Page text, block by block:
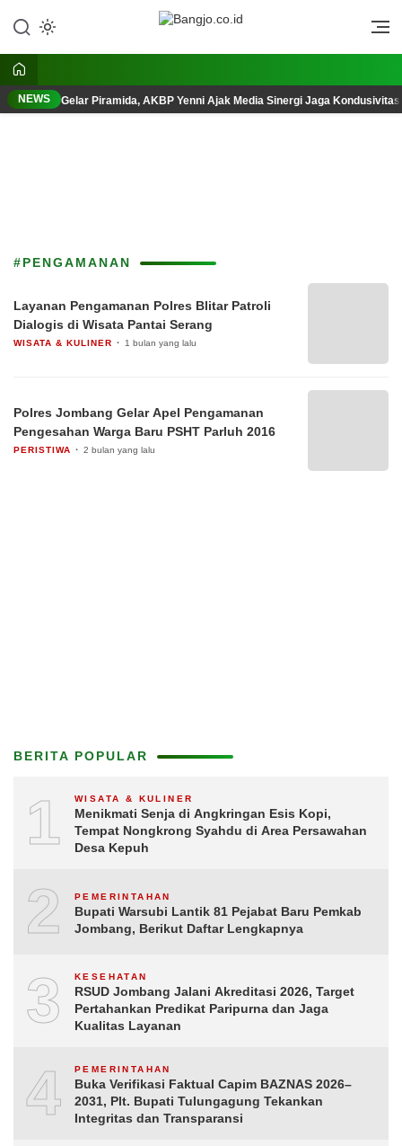
konten
NEWS Gelar Piramida, AKBP Yenni Ajak Media Sinergi Jaga
#PENGAMANAN
Layanan Pengamanan Polres Blitar Patroli
Dialogis di Wisata Pantai Serang
WISATA & KULINER 1 bulan yang lalu
Polres Jombang Gelar Apel Pengamanan
Pengesahan Warga Baru PSHT Parluh 2016
PERISTIWA 2 bulan yang lalu
BERITA POPULAR
1 WISATA & KULINER
Menikmati Senja di Angkringan Esis Kopi,
Tempat Nongkrong Syahdu di Area Persawahan
Desa Kepuh
2 PEMERINTAHAN
Bupati Warsubi Lantik 81 Pejabat Baru Pemkab
Jombang, Berikut Daftar Lengkapnya
3 KESEHATAN
RSUD Jombang Jalani Akreditasi 2026, Target
Pertahankan Predikat Paripurna dan Jaga
Kualitas Layanan
4 PEMERINTAHAN
Buka Verifikasi Faktual Capim BAZNAS 2026–
2031, Plt. Bupati Tulungagung Tekankan
Integritas dan Transparansi